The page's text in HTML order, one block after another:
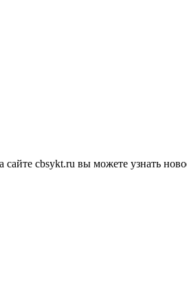
cbsykt.ru вы можете узнать